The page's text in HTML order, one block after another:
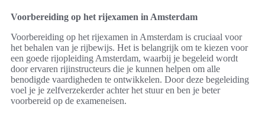
Voorbereiding op het rijexamen in Amsterdam
Voorbereiding op het rijexamen in Amsterdam is cruciaal voor
het behalen van je rijbewijs. Het is belangrijk om te kiezen voor
een goede rijopleiding Amsterdam, waarbij je begeleid wordt
door ervaren rijinstructeurs die je kunnen helpen om alle
benodigde vaardigheden te ontwikkelen. Door deze begeleiding
voel je je zelfverzekerder achter het stuur en ben je beter
voorbereid op de exameneisen.